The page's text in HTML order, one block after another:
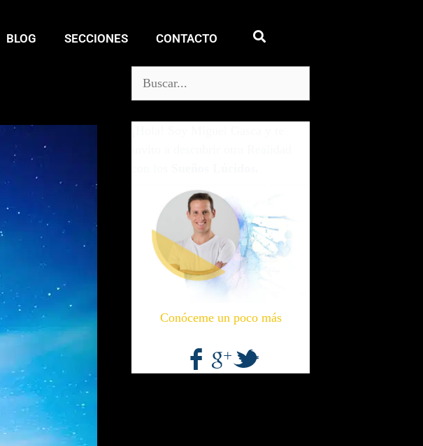
BLOG SECCIONES CONTACTO
Conóceme un poco más